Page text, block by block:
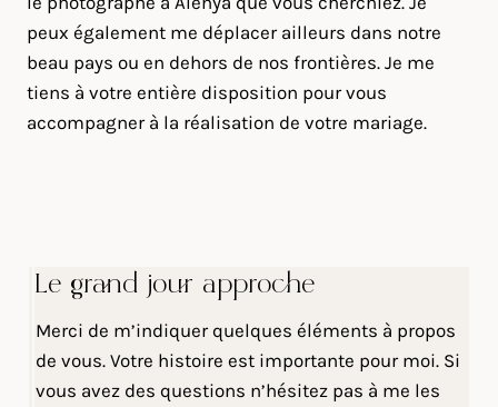
peux également me déplacer ailleurs dans notre
beau pays ou en dehors de nos frontières. Je me
tiens à votre entière disposition pour vous
accompagner à la réalisation de votre mariage.
Le grand jour approche
Merci de m’indiquer quelques éléments à propos
de vous. Votre histoire est importante pour moi. Si
vous avez des questions n’hésitez pas à me les